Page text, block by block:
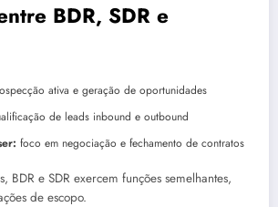
BDR, SDR e
ativa e geração de oportunidades
de leads inbound e outbound
foco em negociação e fechamento de contratos
BDR e SDR exercem funções semelhantes,
de escopo.